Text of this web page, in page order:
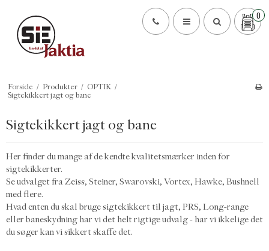
0
Forside / Produkter / OPTIK /
Sigtekikkert jagt og bane
Sigtekikkert jagt og bane
Her finder du mange af de kendte kvalitetsmærker inden for
sigtekikkerter.
Se udvalget fra Zeiss, Steiner, Swarovski, Vortex, Hawke, Bushnell
med flere.
Hvad enten du skal bruge sigtekikkert til jagt, PRS, Long-range
eller baneskydning har vi det helt rigtige udvalg - har vi ikkelige det
du søger kan vi sikkert skaffe det.